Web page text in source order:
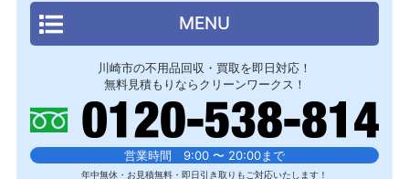
MENU
川崎市の不用品回収・買取を即日対応！
無料見積もりならクリーンワークス！
営業時間 9:00 〜 20:00まで
年中無休・お見積無料・即日引き取りもご対応いたします！